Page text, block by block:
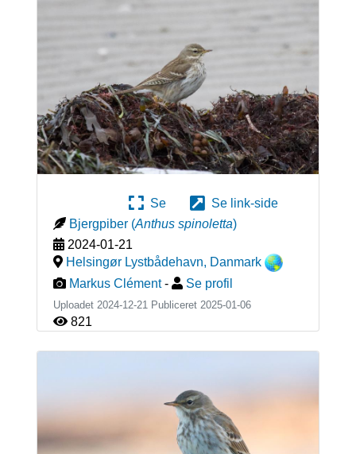
Se
Se link-side
Bjergpiber (Anthus spinoletta)
2024-01-21
Helsingør Lystbådehavn, Danmark
Markus Clément - Se profil
Uploadet 2024-12-21 Publiceret 2025-01-06
821